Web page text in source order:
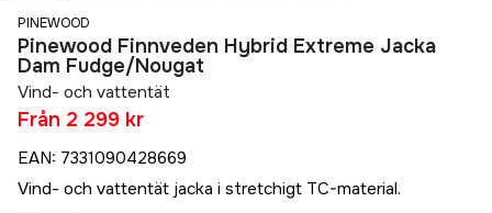
PINEWOOD
Pinewood Finnveden Hybrid Extreme Jacka
Dam Fudge/Nougat
Vind- och vattentät
Från 2 299 kr
EAN: 7331090428669
Vind- och vattentät jacka i stretchigt TC-material.